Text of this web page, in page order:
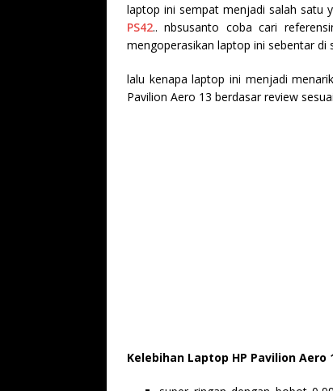
laptop ini sempat menjadi salah satu
PS42.. nbsusanto coba cari
mengoperasikan laptop ini sebentar
lalu kenapa laptop ini menjadi
Pavilion Aero 13 berdasar review
Kelebihan Laptop HP Pavilion Aero